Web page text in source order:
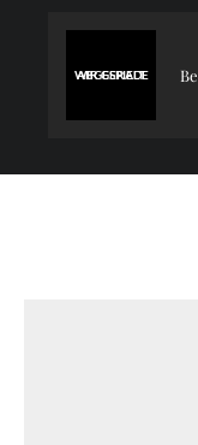
WIR GERADE ABGESPIELT